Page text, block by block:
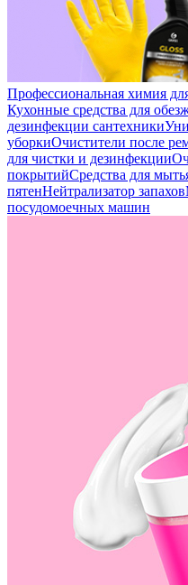
Профессиональная химия
Кухонные средства для
дезинфекции сантехники
уборкиОчистители после
для чистки и дезинфекции
покрытийСредства для
пятенНейтрализатор запахов
посудомоечных машин